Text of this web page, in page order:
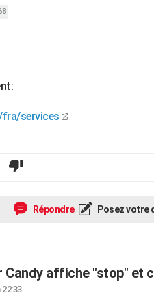
services
Répondre Posez votre
Candy affiche "stop" et
22:33